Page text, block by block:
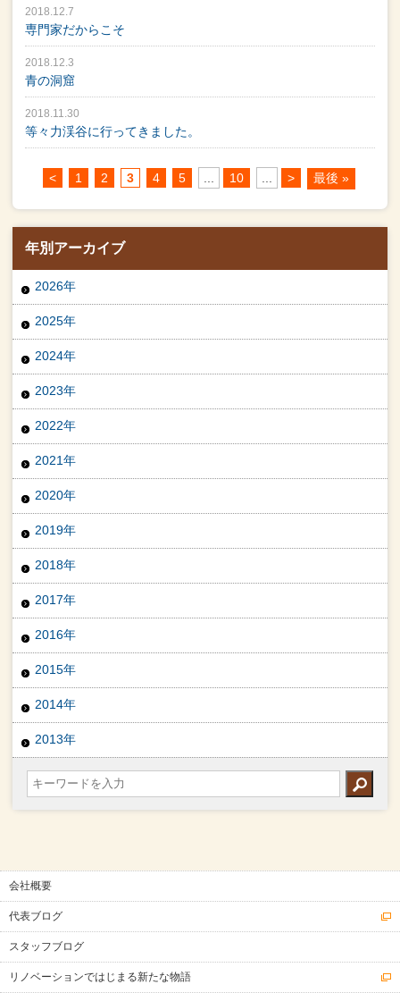
2018.12.7
専門家だからこそ
2018.12.3
青の洞窟
2018.11.30
等々力渓谷に行ってきました。
< 1 2 3 4 5 10 > 最後 »
年別アーカイブ
2026年
2025年
2024年
2023年
2022年
2021年
2020年
2019年
2018年
2017年
2016年
2015年
2014年
2013年
会社概要
代表ブログ
スタッフブログ
リノベーションではじまる新たな物語